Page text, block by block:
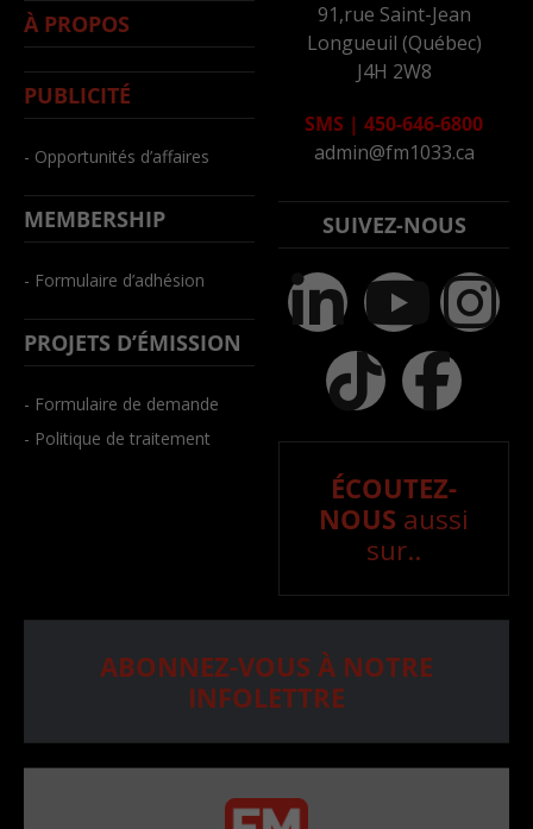
À PROPOS
PUBLICITÉ
- Opportunités d’affaires
MEMBERSHIP
- Formulaire d’adhésion
PROJETS D’ÉMISSION
- Formulaire de demande
- Politique de traitement
91,rue Saint-Jean
Longueuil (Québec)
J4H 2W8
SMS | 450-646-6800
admin@fm1033.ca
SUIVEZ-NOUS
ÉCOUTEZ-
NOUS aussi
sur..
ABONNEZ-VOUS À NOTRE
INFOLETTRE